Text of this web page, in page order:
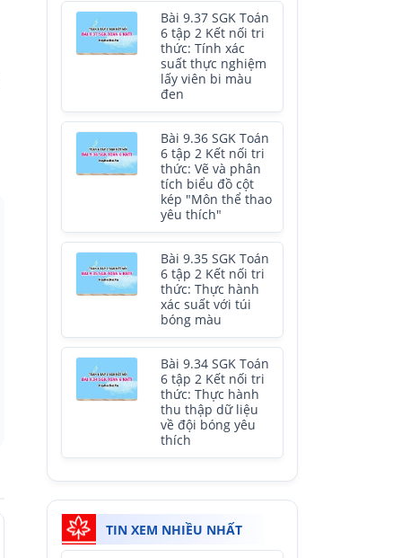
Bài 9.37 SGK Toán
6 tập 2 Kết nối tri
thức: Tính xác
suất thực nghiệm
lấy viên bi màu
đen
Bài 9.36 SGK Toán
6 tập 2 Kết nối tri
thức: Vẽ và phân
tích biểu đồ cột
kép "Môn thể thao
yêu thích"
Bài 9.35 SGK Toán
6 tập 2 Kết nối tri
thức: Thực hành
xác suất với túi
bóng màu
Bài 9.34 SGK Toán
6 tập 2 Kết nối tri
thức: Thực hành
thu thập dữ liệu
về đội bóng yêu
thích
TIN XEM NHIỀU NHẤT